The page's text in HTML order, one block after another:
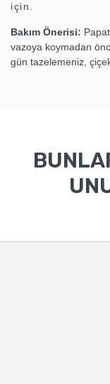
için.
Bakım Önerisi:
vazoya koymadan
gün tazelemeniz,